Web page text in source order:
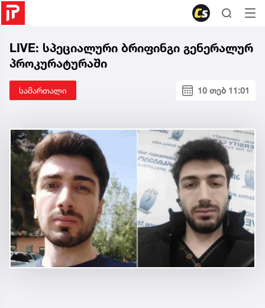
LIVE: სპეციალური ბრიფინგი გენერალურ
პროკურატურაში
სამართალი 10 თებ 11:01